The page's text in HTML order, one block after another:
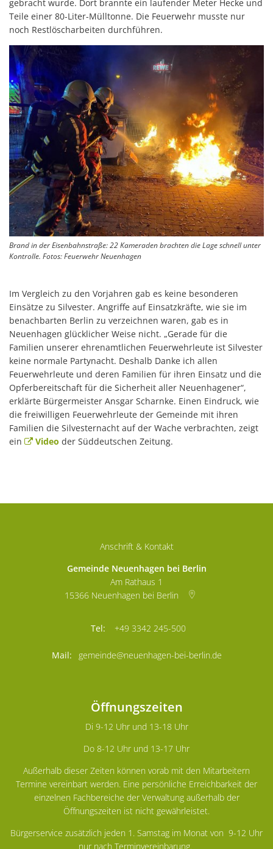
gebracht wurde. Dort brannte ein laufender Meter Hecke und
Teile einer 80-Liter-Mülltonne. Die Feuerwehr musste nur
noch Restlöscharbeiten durchführen.
Brand in der Eisenbahnstraße: 22 Kameraden brachten die Lage schnell unter
Kontrolle. Fotos: Feuerwehr Neuenhagen
Im Vergleich zu den Vorjahren gab es keine besonderen
Einsätze zu Silvester. Angriffe auf Einsatzkräfte, wie sie im
benachbarten Berlin zu verzeichnen waren, gab es in
Neuenhagen glücklicher Weise nicht. „Gerade für die
Familien unserer ehrenamtlichen Feuerwehrleute ist Silvester
keine normale Partynacht. Deshalb Danke ich allen
Feuerwehrleute und deren Familien für ihren Einsatz und die
Opferbereitschaft für die Sicherheit aller Neuenhagener“,
erklärte Bürgermeister Ansgar Scharnke. Einen Eindruck, wie
die freiwilligen Feuerwehrleute der Gemeinde mit ihren
Familien die Silvesternacht auf der Wache verbrachten, zeigt
ein
Video der Süddeutschen Zeitung.
Anschrift & Kontakt
Gemeinde Neuenhagen bei Berlin
Am Rathaus 1
15366 Neuenhagen bei Berlin
+49 3342 245-500
gemeinde@neuenhagen-bei-berlin.de
Öffnungszeiten
Di 9-12 Uhr und 13-18 Uhr
Do 8-12 Uhr und 13-17 Uhr
Außerhalb dieser Zeiten können vorab mit den Mitarbeitern
Termine vereinbart werden. Eine persönliche Erreichbarkeit der
einzelnen Fachbereiche der Verwaltung außerhalb der
Öffnungszeiten ist nicht gewährleistet.
Bürgerservice zusätzlich jeden 1. Samstag im Monat von 9-12 Uhr
nur nach Terminvereinbarung.